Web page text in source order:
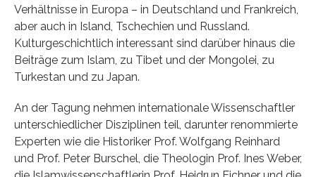
Verhältnisse in Europa – in Deutschland und Frankreich,
aber auch in Island, Tschechien und Russland.
Kulturgeschichtlich interessant sind darüber hinaus die
Beiträge zum Islam, zu Tibet und der Mongolei, zu
Turkestan und zu Japan.
An der Tagung nehmen internationale Wissenschaftler
unterschiedlicher Disziplinen teil, darunter renommierte
Experten wie die Historiker Prof. Wolfgang Reinhard
und Prof. Peter Burschel, die Theologin Prof. Ines Weber,